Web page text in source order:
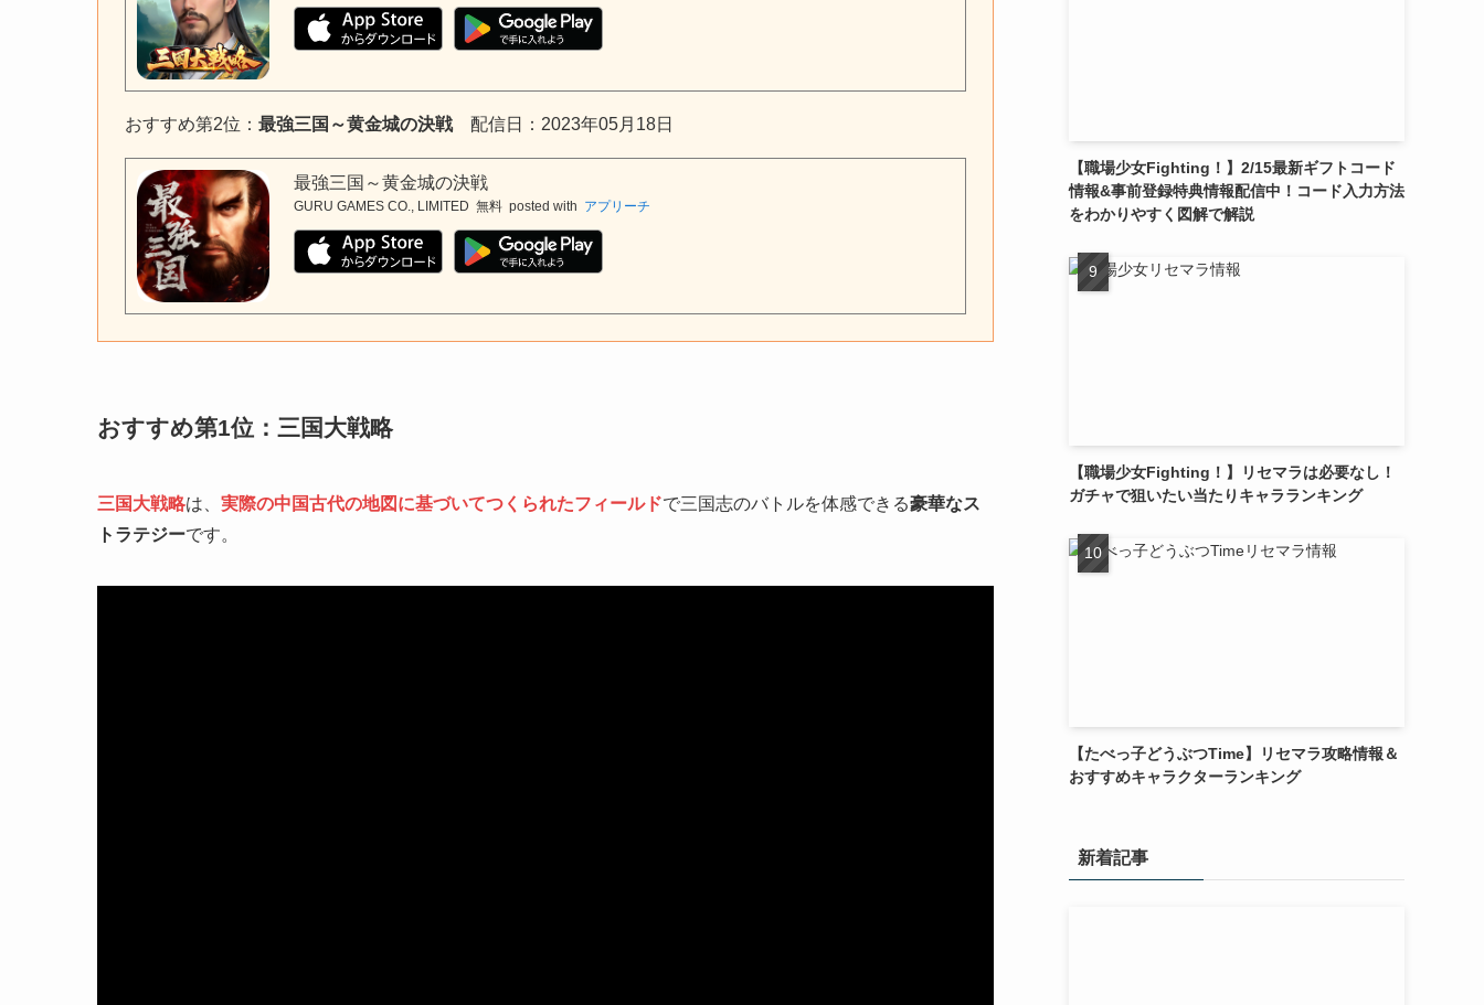
おすすめ第2位： 最強三国～黄金城の決戦配信日：2023年05月18日
最強三国～黄金城の決戦
GURU GAMES CO., LIMITED 無料 posted with アプリーチ
おすすめ第1位： 三国大戦略
三国大戦略は、 実際の中国古代の地図に基づいてつくられたフィールドで三国志のバトルを体感できる豪華なス
トラテジーです。
【職場少女Fighting！】2/15最新ギフトコード
情報&事前登録特典情報配信中！コード入力方法
をわかりやすく図解で解説
【職場少女Fighting！】リセマラは必要なし！
ガチャで狙いたい当たりキャラランキング
【たべっ子どうぶつTime】リセマラ攻略情報＆
おすすめキャラクターランキング
新着記事